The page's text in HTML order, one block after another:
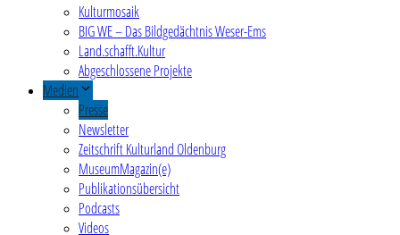
Kulturmosaik
BIG WE – Das Bildgedächtnis Weser-Ems
Land.schafft.Kultur
Abgeschlossene Projekte
Medien
Presse
Newsletter
Zeitschrift Kulturland Oldenburg
MuseumMagazin(e)
Publikationsübersicht
Podcasts
Videos